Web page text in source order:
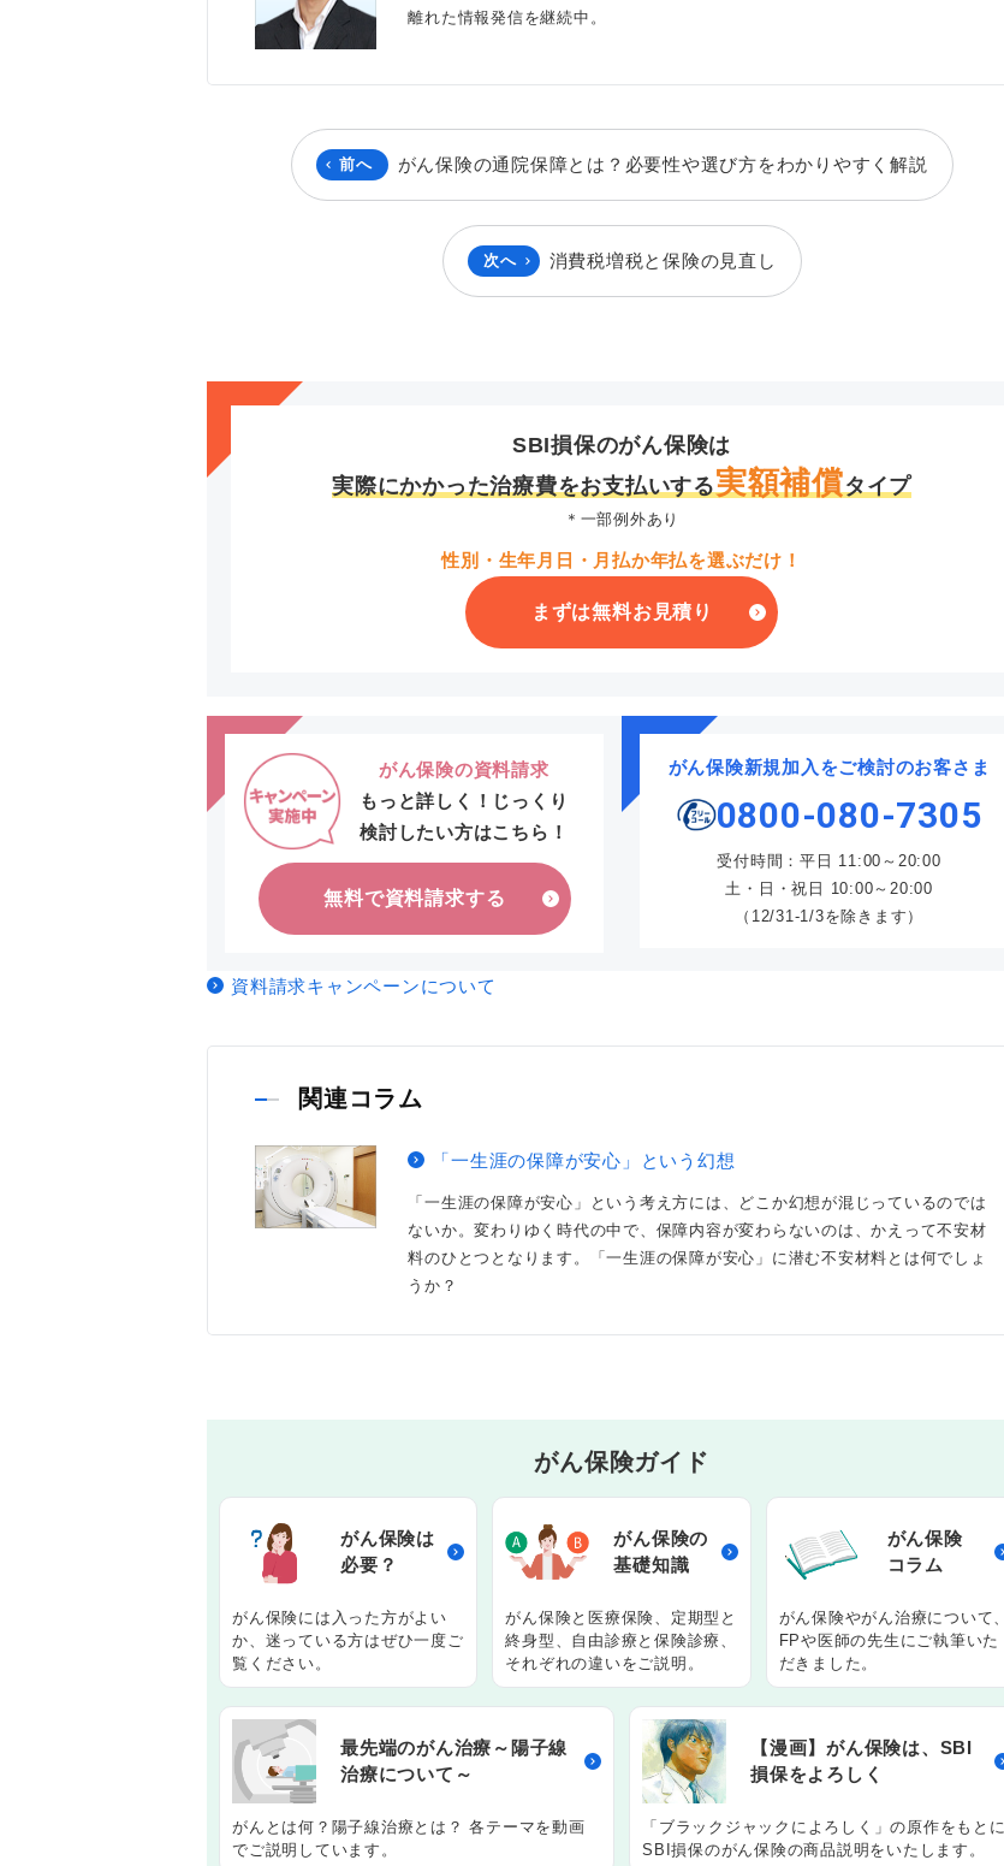
離れた情報発信を継続中。
前へ がん保険の通院保障とは？必要性や選び方をわかりやすく解説
次へ 消費税増税と保険の見直し
SBI損保のがん保険は
実際にかかった治療費をお支払いする実額補償タイプ
＊一部例外あり
性別・生年月日・月払か年払を選ぶだけ！
まずは無料お見積り
がん保険の資料請求
もっと詳しく！じっくり
検討したい方はこちら！
無料で資料請求する
資料請求キャンペーンについて
がん保険新規加入をご検討のお客さま
0800-080-7305
受付時間：平日 11:00～20:00
土・日・祝日 10:00～20:00
（12/31-1/3を除きます）
関連コラム
「一生涯の保障が安心」という幻想
「一生涯の保障が安心」という考え方には、どこか幻想が混じっているのでは
ないか。変わりゆく時代の中で、保障内容が変わらないのは、かえって不安材
料のひとつとなります。「一生涯の保障が安心」に潜む不安材料とは何でしょ
うか？
がん保険ガイド
がん保険は
必要？
がん保険には入った方がよい
か、迷っている方はぜひ一度ご
覧ください。
がん保険の
基礎知識
がん保険と医療保険、定期型と
終身型、自由診療と保険診療、
それぞれの違いをご説明。
がん保険
コラム
がん保険やがん治療について、
FPや医師の先生にご執筆いた
だきました。
最先端のがん治療～陽子線
治療について～
がんとは何？陽子線治療とは？ 各テーマを動画
でご説明しています。
【漫画】がん保険は、SBI
損保をよろしく
「ブラックジャックによろしく」の原作をもとに
SBI損保のがん保険の商品説明をいたします。